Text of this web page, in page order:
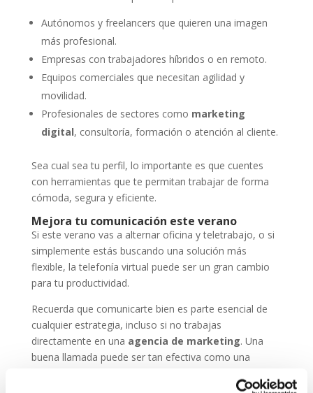
Autónomos y freelancers que quieren una imagen
más profesional.
Empresas con trabajadores híbridos o en remoto.
Equipos comerciales que necesitan agilidad y
movilidad.
Profesionales de sectores como marketing
digital, consultoría, formación o atención al cliente.
Sea cual sea tu perfil, lo importante es que cuentes
con herramientas que te permitan trabajar de forma
cómoda, segura y eficiente.
Mejora tu comunicación este verano
Si este verano vas a alternar oficina y teletrabajo, o si
simplemente estás buscando una solución más
flexible, la telefonía virtual puede ser un gran cambio
para tu productividad.
Recuerda que comunicarte bien es parte esencial de
cualquier estrategia, incluso si no trabajas
directamente en una agencia de marketing. Una
buena llamada puede ser tan efectiva como una